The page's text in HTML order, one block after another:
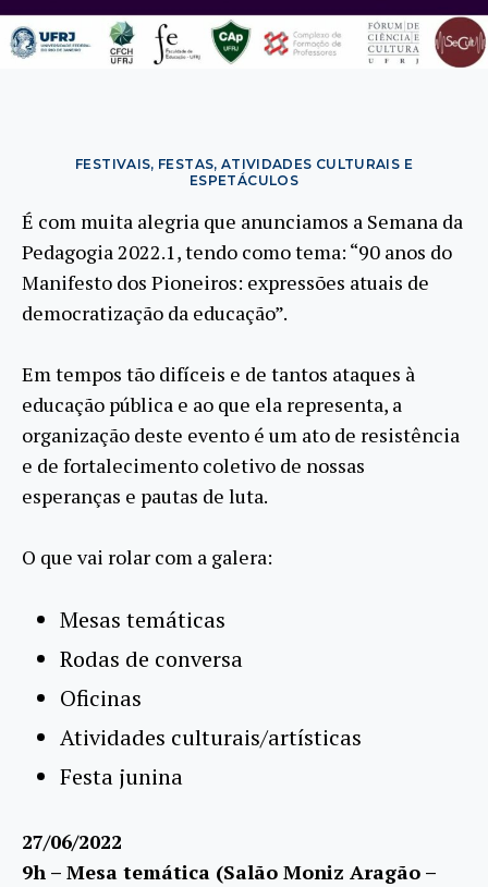
FESTIVAIS, FESTAS, ATIVIDADES CULTURAIS E
ESPETÁCULOS
É com muita alegria que anunciamos a Semana da
Pedagogia 2022.1, tendo como tema: “90 anos do
Manifesto dos Pioneiros: expressões atuais de
democratização da educação”.
Em tempos tão difíceis e de tantos ataques à
educação pública e ao que ela representa, a
organização deste evento é um ato de resistência
e de fortalecimento coletivo de nossas
esperanças e pautas de luta.
O que vai rolar com a galera:
Mesas temáticas
Rodas de conversa
Oficinas
Atividades culturais/artísticas
Festa junina
27/06/2022
9h – Mesa temática (Salão Moniz Aragão –